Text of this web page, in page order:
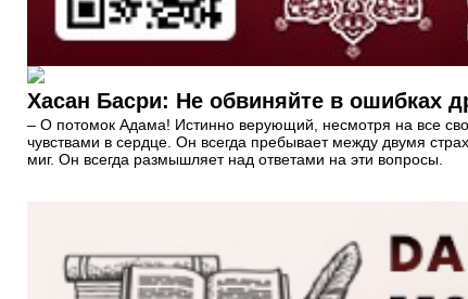
Хасан Басри: Не обвиняйте в ошибках
– О потомок Адама! Истинно верующий, несмотря на все
чувствами в сердце. Он всегда пребывает между двумя
миг. Он всегда размышляет над ответами на эти вопросы.